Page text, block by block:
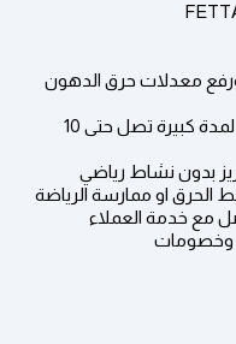
معدلات حرق الدهون
قفل الشهية المفرطة والسيطرة عليها لمدة كبيرة تصل حتى 10
بدون نشاط رياضي
الحرق او ممارسة الرياضة
وخصومات